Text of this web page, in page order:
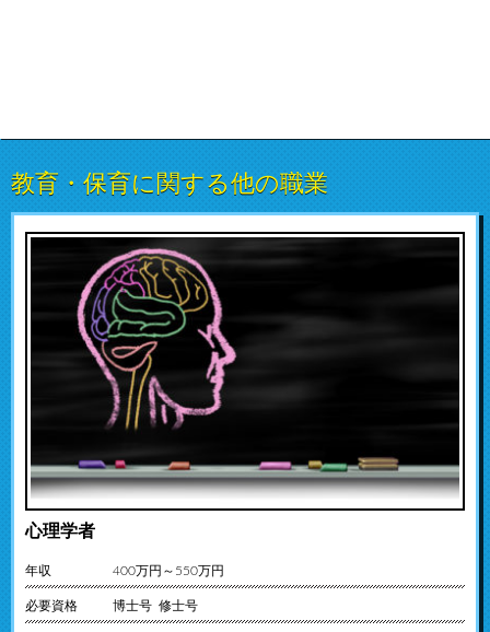
教育・保育に関する他の職業
心理学者
年収 400万円～550万円
必要資格 博士号 修士号